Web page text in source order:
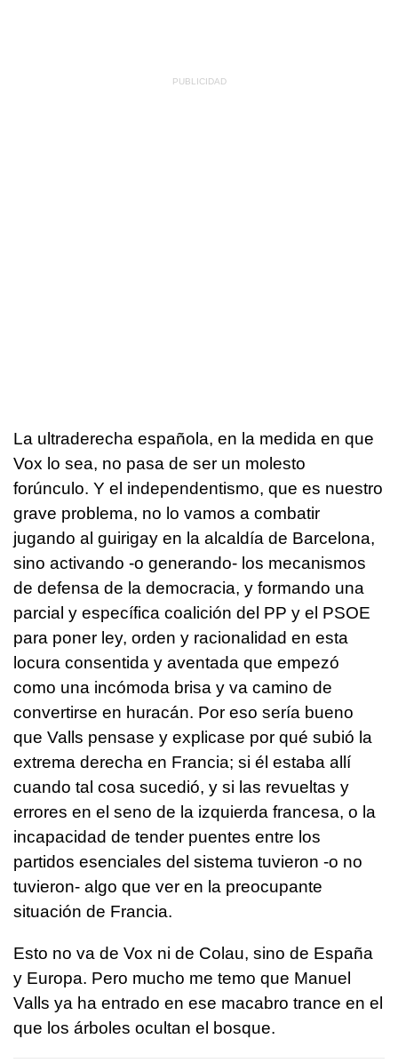
La ultraderecha española, en la medida en que
Vox lo sea, no pasa de ser un molesto
forúnculo. Y el independentismo, que es nuestro
grave problema, no lo vamos a combatir
jugando al guirigay en la alcaldía de Barcelona,
sino activando -o generando- los mecanismos
de defensa de la democracia, y formando una
parcial y específica coalición del PP y el PSOE
para poner ley, orden y racionalidad en esta
locura consentida y aventada que empezó
como una incómoda brisa y va camino de
convertirse en huracán. Por eso sería bueno
que Valls pensase y explicase por qué subió la
extrema derecha en Francia; si él estaba allí
cuando tal cosa sucedió, y si las revueltas y
errores en el seno de la izquierda francesa, o la
incapacidad de tender puentes entre los
partidos esenciales del sistema tuvieron -o no
tuvieron- algo que ver en la preocupante
situación de Francia.
Esto no va de Vox ni de Colau, sino de España
y Europa. Pero mucho me temo que Manuel
Valls ya ha entrado en ese macabro trance en el
que los árboles ocultan el bosque.